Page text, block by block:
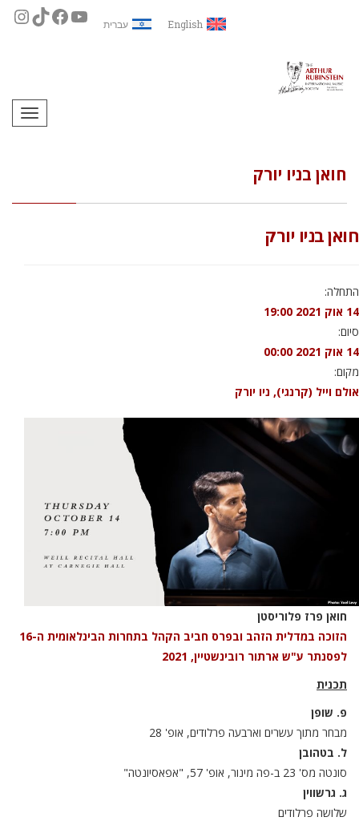
English עברית
חואן בניו יורק
חואן בניו יורק
התחלה:
14 אוק 2021 19:00
סיום:
14 אוק 2021 00:00
מקום:
אולם וייל (קרנגי), ניו יורק
חואן פרז פלוריסטן
הזוכה במדלית הזהב ובפרס חביב הקהל בתחרות הבינלאומית ה-16
לפסנתר ע"ש ארתור רובינשטיין, 2021
תכנית
פ. שופן
מבחר מתוך עשרים וארבעה פרלודים, אופ' 28
ל. בטהובן
סונטה מס' 23 ב-פה מינור, אופ' 57, "אפאסיונטה"
ג. גרשווין
שלושה פרלודים